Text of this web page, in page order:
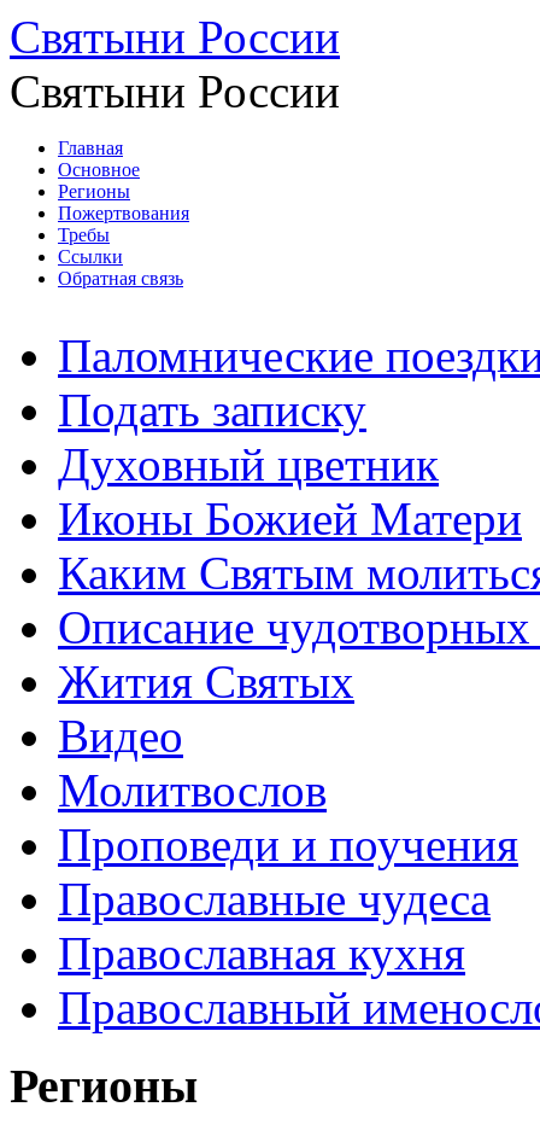
Святыни России
Святыни России
Главная
Основное
Регионы
Пожертвования
Требы
Ссылки
Обратная связь
Паломнические
Подать записку
Духовный цветник
Иконы Божией Матери
Каким Святым
Описание
Жития Святых
Видео
Молитвослов
Проповеди и поучения
Православные чудеса
Православная кухня
Православный
Регионы